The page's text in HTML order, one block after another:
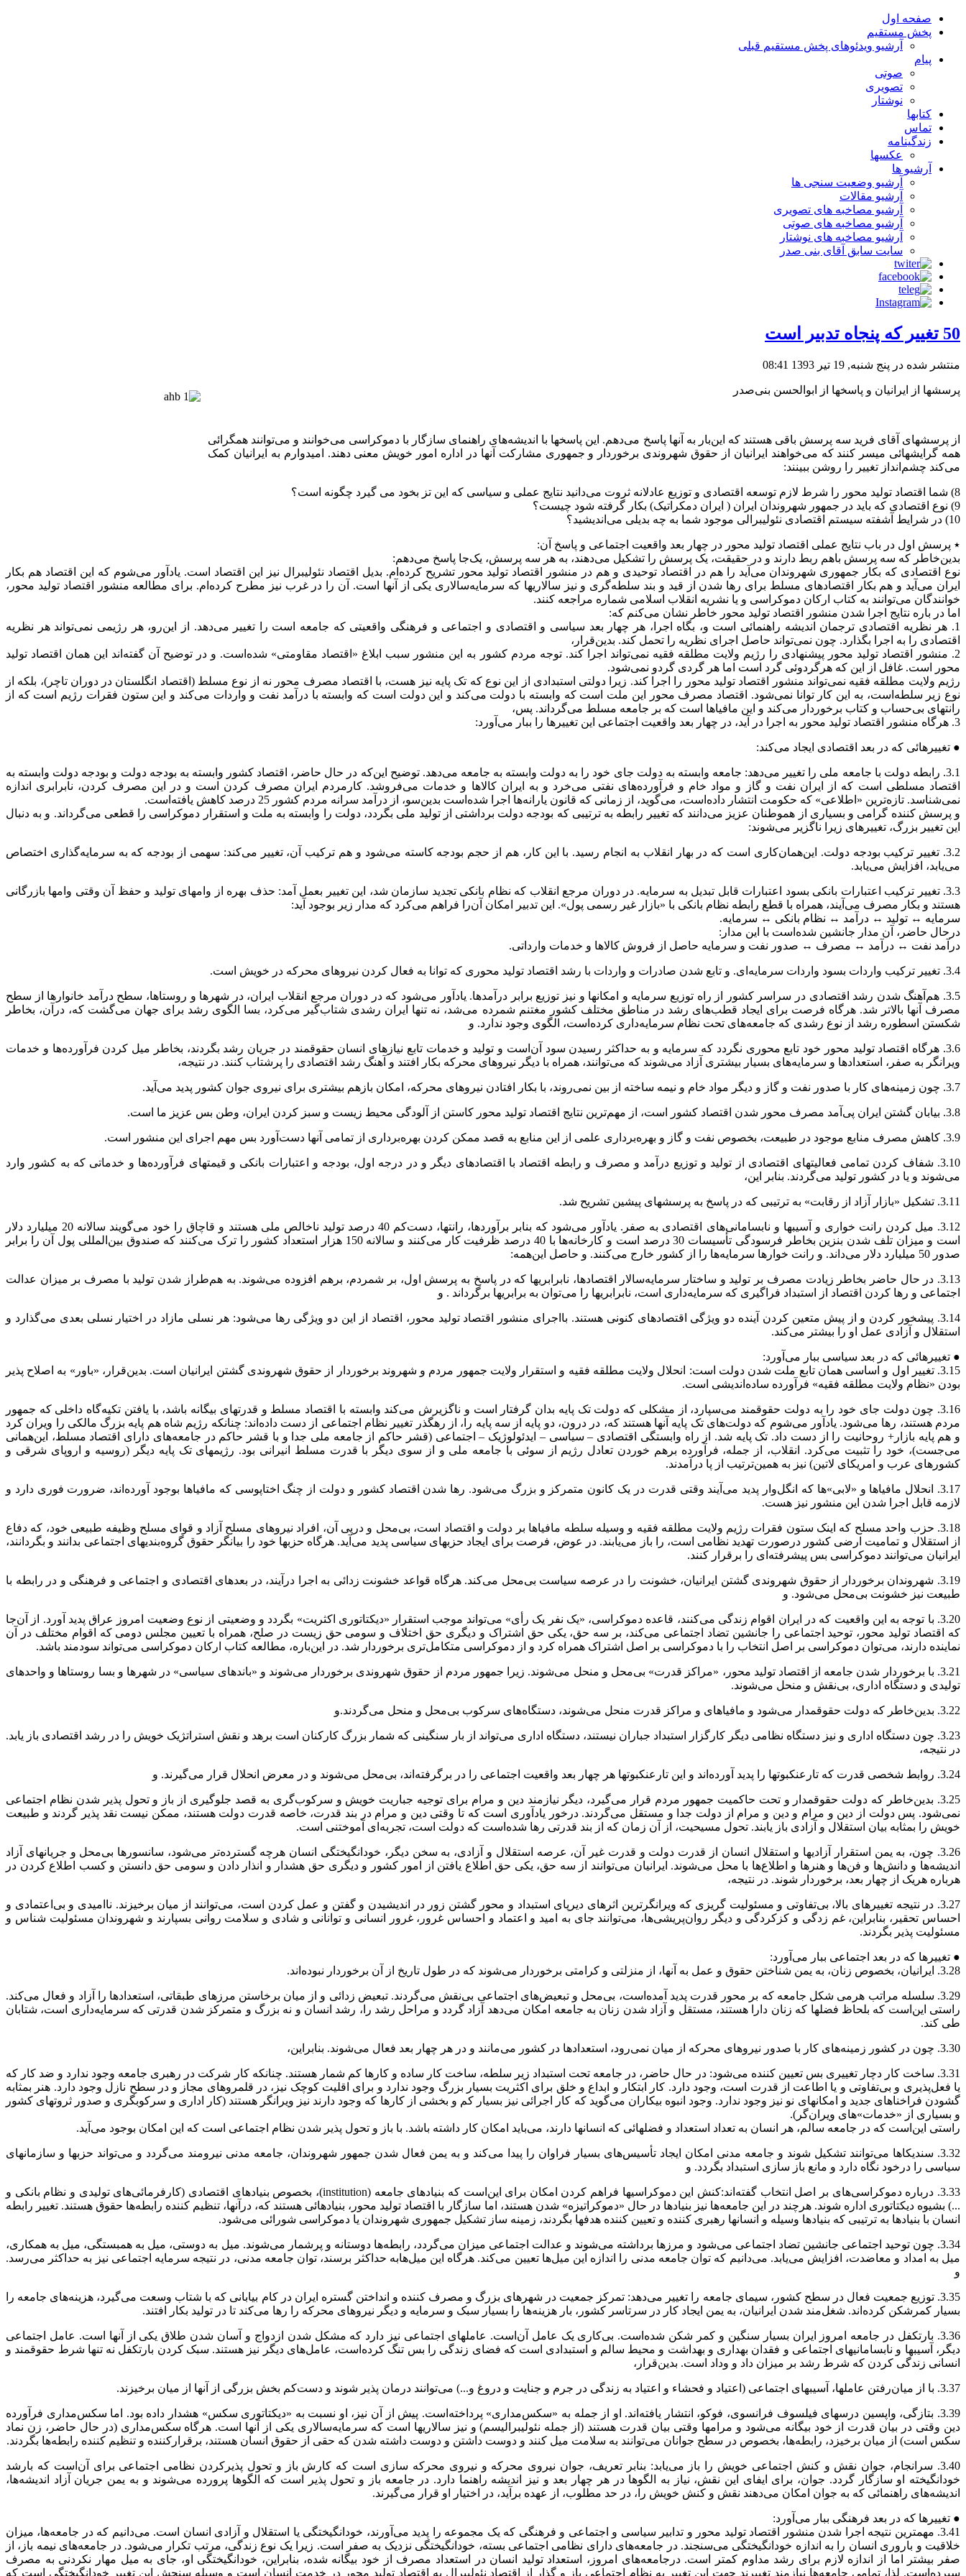
صفحه اول
پخش مستقیم
آرشیو ویدئوهای پخش مستقیم قبلی
پیام
صوتی
تصویری
نوشتار
کتابها
تماس
زندگینامه
عکسها
آرشیو ها
آرشیو وضعیت سنجی ها
آرشیو مقالات
آرشیو مصاخبه های تصویری
آرشیو مصاخبه های صوتی
آرشیو مصاخبه های نوشتار
سایت سابق آقای بنی صدر
50 تغییر که پنجاه تدبیر است
منتشر شده در پنج شنبه, 19 تیر 1393 08:41
پرسشها از ایرانیان و پاسخها از ابوالحسن بنی‌صدر
از پرسشهای آقای فرید سه پرسش باقی هستند که این‌بار به آنها پاسخ می‌دهم. این پاسخها با اندیشه‌های راهنمای سازگار با دموکراسی می‌خوانند و می‌توانند همگرائی
همه گرایشهائی میسر کنند که می‌خواهند ایرانیان از حقوق شهروندی برخوردار و جمهوری مشارکت آنها در اداره امور خویش معنی دهند. امیدوارم به ایرانیان کمک
می‌کند چشم‌انداز تغییر را روشن ببینند:
8) شما اقتصاد تولید محور را شرط لازم توسعه اقتصادی و توزیع عادلانه ثروت می‌دانید نتایج عملی و سیاسی که این تز بخود می گیرد چگونه است؟
9) نوع اقتصادی که باید در جمهور شهروندان ایران ( ایران دمکراتیک) بکار گرفته شود چیست؟
10) در شرایط آشفته سیستم اقتصادی نئولیبرالی موجود شما به چه بدیلی می‌اندیشید؟
٭ پرسش اول در باب نتایج عملی اقتصاد تولید محور در چهار بعد واقعیت اجتماعی و پاسخ آن:
بدین‌خاطر که سه پرسش باهم ربط دارند و در حقیقت، یک پرسش را تشکیل می‌دهند، به هر سه پرسش، یک‌جا پاسخ می‌دهم:
نوع اقتصادی که بکار جمهوری شهروندان می‌آید را هم در اقتصاد توحیدی و هم در منشور اقتصاد تولید محور تشریح کرده‌ام. بدیل اقتصاد نئولیبرال نیز این اقتصاد است. یادآور می‌شوم که این اقتصاد هم بکار
ایران می‌آید و هم بکار اقتصادهای مسلط برای رها شدن از قید و بند سلطه‌گری و نیز سالاریها که سرمایه‌سالاری یکی از آنها است. آن را در غرب نیز مطرح کرده‌ام. برای مطالعه منشور اقتصاد تولید محور،
خوانندگان می‌توانند به کتاب ارکان دموکراسی و یا نشریه انقلاب اسلامی شماره مراجعه کنند.
اما در باره نتایج اجرا شدن منشور اقتصاد تولید محور خاطر نشان می‌کنم که:
1. هر نظریه اقتصادی ترجمان اندیشه راهنمائی است و، بگاه اجرا، هر چهار بعد سیاسی و اقتصادی و اجتماعی و فرهنگی واقعیتی که جامعه است را تغییر می‌دهد. از این‌رو، هر رژیمی نمی‌تواند هر نظریه
اقتصادی را به اجرا بگذارد. چون نمی‌تواند حاصل اجرای نظریه را تحمل کند. بدین‌قرار،
2. منشور اقتصاد تولید محور پیشنهادی را رژیم ولایت مطلقه فقیه نمی‌تواند اجرا کند. توجه مردم کشور به این منشور سبب ابلاغ «اقتصاد مقاومتی» شده‌است. و در توضیح آن گفته‌اند این همان اقتصاد تولید
محور است. غافل از این که هرگردوئی گرد است اما هر گردی گردو نمی‌شود.
رژیم ولایت مطلقه فقیه نمی‌تواند منشور اقتصاد تولید محور را اجرا کند. زیرا دولتی استبدادی از این نوع که تک پایه نیز هست، با اقتصاد مصرف محور نه از نوع مسلط (اقتصاد انگلستان در دوران تاچر)، بلکه از
نوع زیر سلطه‌است، به این کار توانا نمی‌شود. اقتصاد مصرف محور این ملت است که وابسته با دولت می‌کند و این دولت است که وابسته با درآمد نفت و واردات می‌کند و این ستون فقرات رژیم است که از
رانتهای بی‌حساب و کتاب برخوردار می‌کند و این مافیاها است که بر جامعه مسلط می‌گرداند. پس،
3. هرگاه منشور اقتصاد تولید محور به اجرا در آید، در چهار بعد واقعیت اجتماعی این تغییرها را ببار می‌آورد:
● تغییرهائی که در بعد اقتصادی ایجاد می‌کند:
3.1. رابطه دولت با جامعه ملی را تغییر می‌دهد: جامعه وابسته به دولت جای خود را به دولت وابسته به جامعه می‌دهد. توضیح این‌که در حال حاضر، اقتصاد کشور وابسته به بودجه دولت و بودجه دولت وابسته به
اقتصاد مسلطی است که از ایران نفت و گاز و مواد خام و فرآورده‌های نفتی می‌خرد و به ایران کالاها و خدمات می‌فروشد. کارمردم ایران مصرف کردن است و در این مصرف کردن، نابرابری اندازه
نمی‌شناسد. تازه‌ترین «اطلاعی» که حکومت انتشار داده‌است، می‌گوید، از زمانی که قانون یارانه‌ها اجرا شده‌است بدین‌سو، از درآمد سرانه مردم کشور 25 درصد کاهش یافته‌است.
و پرسش کننده گرامی و بسیاری از هموطنان عزیز می‌دانند که تغییر رابطه به ترتیبی که بودجه دولت برداشتی از تولید ملی بگردد، دولت را وابسته به ملت و استقرار دموکراسی را قطعی می‌گرداند. و به دنبال
این تغییر بزرگ، تغییرهای زیرا ناگزیر می‌شوند:
3.2. تغییر ترکیب بودجه دولت. این‌همان‌کاری است که در بهار انقلاب به انجام رسید. با این کار، هم از حجم بودجه کاسته می‌شود و هم ترکیب آن، تغییر می‌کند: سهمی از بودجه که به سرمایه‌گذاری اختصاص
می‌یابد، افزایش می‌یابد.
3.3. تغییر ترکیب اعتبارات بانکی بسود اعتبارات قابل تبدیل به سرمایه. در دوران مرجع انقلاب که نظام بانکی تجدید سازمان شد، این تغییر بعمل آمد: حذف بهره از وامهای تولید و حفظ آن وقتی وامها بازرگانی
هستند و بکار مصرف می‌آیند، همراه با قطع رابطه نظام بانکی با «بازار غیر رسمی پول». این تدبیر امکان آن‌را فراهم می‌کرد که مدار زیر بوجود آید:
سرمایه ↔ تولید ↔ درآمد ↔ نظام بانکی ↔ سرمایه.
درحال حاضر، آن مدار جانشین شده‌است با این مدار:
درآمد نفت ↔ درآمد ↔ مصرف ↔ صدور نفت و سرمایه حاصل از فروش کالاها و خدمات وارداتی.
3.4. تغییر ترکیب واردات بسود واردات سرمایه‌ای. و تابع شدن صادرات و واردات با رشد اقتصاد تولید محوری که توانا به فعال کردن نیروهای محرکه در خویش است.
3.5. هم‌آهنگ شدن رشد اقتصادی در سراسر کشور از راه توزیع سرمایه و امکانها و نیز توزیع برابر درآمدها. یادآور می‌شود که در دوران مرجع انقلاب ایران، در شهرها و روستاها، سطح درآمد خانوارها از سطح
مصرف آنها بالاتر شد. هرگاه فرصت برای ایجاد قطب‌های رشد در مناطق مختلف کشور مغتنم شمرده می‌شد، نه تنها ایران رشدی شتاب‌گیر می‌کرد، بسا الگوی رشد برای جهان می‌گشت که، درآن، بخاطر
شکستن اسطوره رشد از نوع رشدی که جامعه‌های تحت نظام سرمایه‌داری کرده‌است، الگوی وجود ندارد. و
3.6. هرگاه اقتصاد تولید محور خود تابع محوری نگردد که سرمایه و به حداکثر رسیدن سود آن‌است و تولید و خدمات تابع نیازهای انسان حقوقمند در جریان رشد بگردند، بخاطر میل کردن فرآورده‌ها و خدمات
ویرانگر به صفر، استعدادها و سرمایه‌های بسیار بیشتری آزاد می‌شوند که می‌توانند، همراه با دیگر نیروهای محرکه بکار افتند و آهنگ رشد اقتصادی را پرشتاب کنند. در نتیجه،
3.7. چون زمینه‌های کار با صدور نفت و گاز و دیگر مواد خام و نیمه ساخته از بین نمی‌روند، با بکار افتادن نیروهای محرکه، امکان بازهم بیشتری برای نیروی جوان کشور پدید می‌آید.
3.8. بیابان گشتن ایران پی‌آمد مصرف محور شدن اقتصاد کشور است، از مهم‌ترین نتایج اقتصاد تولید محور کاستن از آلودگی محیط زیست و سبز کردن ایران، وطن بس عزیز ما است.
3.9. کاهش مصرف منابع موجود در طبیعت، بخصوص نفت و گاز و بهره‌برداری علمی از این منابع به قصد ممکن کردن بهره‌برداری از تمامی آنها دست‌آورد بس مهم اجرای این منشور است.
3.10. شفاف کردن تمامی فعالیتهای اقتصادی از تولید و توزیع درآمد و مصرف و رابطه اقتصاد با اقتصادهای دیگر و در درجه اول، بودجه و اعتبارات بانکی و قیمتهای فرآورده‌ها و خدماتی که به کشور وارد
می‌شوند و یا در کشور تولید می‌گردند. بنابر این،
3.11. تشکیل «بازار آزاد از رقابت» به ترتیبی که در پاسخ به پرسشهای پیشین تشریح شد.
3.12. میل کردن رانت خواری و آسیبها و نابسامانی‌های اقتصادی به صفر. یادآور می‌شود که بنابر برآوردها، رانتها، دست‌کم 40 درصد تولید ناخالص ملی هستند و قاچاق را خود می‌گویند سالانه 20 میلیارد دلار
است و میزان تلف شدن بنزین بخاطر فرسودگی تأسیسات 30 درصد است و کارخانه‌ها با 40 درصد ظرفیت کار می‌کنند و سالانه 150 هزار استعداد کشور را ترک می‌کنند که صندوق بین‌المللی پول آن را برابر
صدور 50 میلیارد دلار می‌داند. و رانت خوارها سرمایه‌ها را از کشور خارج می‌کنند. و حاصل این‌همه:
3.13. در حال حاضر بخاطر زیادت مصرف بر تولید و ساختار سرمایه‌سالار اقتصادها، نابرابریها که در پاسخ به پرسش اول، بر شمردم، برهم افزوده می‌شوند. به هم‌طراز شدن تولید با مصرف بر میزان عدالت
اجتماعی و رها کردن اقتصاد از استبداد فراگیری که سرمایه‌داری است، نابرابریها را می‌توان به برابریها بر‌گرداند . و
3.14. پیشخور کردن و از پیش متعین کردن آینده دو ویژگی اقتصادهای کنونی هستند. بااجرای منشور اقتصاد تولید محور، اقتصاد از این دو ویژگی رها می‌شود: هر نسلی مازاد در اختیار نسلی بعدی می‌گذارد و
استقلال و آزادی عمل او را بیشتر می‌کند.
● تغییرهائی که در بعد سیاسی ببار می‌آورد:
3.15. تغییر اول و اساسی همان تابع ملت شدن دولت است: انحلال ولایت مطلقه فقیه و استقرار ولایت جمهور مردم و شهروند برخوردار از حقوق شهروندی گشتن ایرانیان است. بدین‌قرار، «باور» به اصلاح پذیر
بودن «نظام ولایت مطلقه فقیه» فرآورده ساده‌اندیشی است.
3.16. چون دولت جای خود را به دولت حقوقمند می‌سپارد، از مشکلی که دولت تک پایه بدان گرفتار است و ناگزیرش می‌کند وابسته با اقتصاد مسلط و قدرتهای بیگانه باشد، با یافتن تکیه‌گاه داخلی که جمهور
مردم هستند، رها می‌شود. یادآور می‌شوم که دولت‌های تک پایه آنها هستند که، در درون، دو پایه از سه پایه را، از رهگذر تغییر نظام اجتماعی از دست داده‌اند: چنانکه رژیم شاه هم پایه بزرگ مالکی را ویران کرد
و هم پایه بازار+ روحانیت را از دست داد. تک پایه شد. از راه وابستگی اقتصادی – سیاسی – ایدئولوژیک – اجتماعی (قشر حاکم از جامعه ملی جدا و با قشر حاکم در جامعه‌های دارای اقتصاد مسلط، این‌همانی
می‌جست)، خود را تثبیت می‌کرد. انقلاب، از جمله، فرآورده برهم خوردن تعادل رژیم از سوئی با جامعه ملی و از سوی دیگر با قدرت مسلط انیرانی بود. رژیمهای تک پایه دیگر (روسیه و اروپای شرقی و
کشورهای عرب و امریکای لاتین) نیز به همین‌ترتیب از پا درآمدند.
3.17. انحلال مافیاها و «لابی»ها که انگل‌وار پدید می‌آیند وقتی قدرت در یک کانون متمرکز و بزرگ می‌شود. رها شدن اقتصاد کشور و دولت از چنگ اختاپوسی که مافیاها بوجود آورده‌اند، ضرورت فوری دارد و
لازمه قابل اجرا شدن این منشور نیز هست.
3.18. حزب واحد مسلح که اینک ستون فقرات رژیم ولایت مطلقه فقیه و وسیله سلطه مافیاها بر دولت و اقتصاد است، بی‌محل و درپی آن، افراد نیروهای مسلح آزاد و قوای مسلح وظیفه طبیعی خود، که دفاع
از استقلال و تمامیت ارضی کشور درصورت تهدید نظامی است، را باز می‌یابند. در عوض، فرصت برای ایجاد حزبهای سیاسی پدید می‌آید. هرگاه حزبها خود را بیانگر حقوق گروه‌بندیهای اجتماعی بدانند و بگردانند،
ایرانیان می‌توانند دموکراسی بس پیشرفته‌ای را برقرار کنند.
3.19. شهروندان برخوردار از حقوق شهروندی گشتن ایرانیان، خشونت را در عرصه سیاست بی‌محل می‌کند. هرگاه قواعد خشونت زدائی به اجرا درآیند، در بعدهای اقتصادی و اجتماعی و فرهنگی و در رابطه با
طبیعت نیز خشونت بی‌محل می‌شود. و
3.20. با توجه به این واقعیت که در ایران اقوام زندگی می‌کنند، قاعده دموکراسی، «یک نفر یک رأی» می‌تواند موجب استقرار «دیکتاتوری اکثریت» بگردد و وضعیتی از نوع وضعیت امروز عراق پدید آورد. از آن‌جا
که اقتصاد تولید محور، توحید اجتماعی را جانشین تضاد اجتماعی می‌کند، بر سه حق، یکی حق اشتراک و دیگری حق اختلاف و سومی حق زیست در صلح، همراه با تعیین مجلس دومی که اقوام مختلف در آن
نماینده دارند، می‌توان دموکراسی بر اصل انتخاب را با دموکراسی بر اصل اشتراک همراه کرد و از دموکراسی متکامل‌تری برخوردار شد. در این‌باره، مطالعه کتاب ارکان دموکراسی می‌تواند سودمند باشد.
3.21. با برخوردار شدن جامعه از اقتصاد تولید محور، «مراکز قدرت» بی‌محل و منحل می‌شوند. زیرا جمهور مردم از حقوق شهروندی برخوردار می‌شوند و «باندهای سیاسی» در شهرها و بسا روستاها و واحدهای
تولیدی و دستگاه اداری، بی‌نقش و منحل می‌شوند.
3.22. بدین‌خاطر که دولت حقوقمدار می‌شود و مافیاهای و مراکز قدرت منحل می‌شوند، دستگاه‌های سرکوب بی‌محل و منحل می‌گردند.و
3.23. چون دستگاه اداری و نیز دستگاه نظامی دیگر کارگزار استبداد جباران نیستند، دستگاه اداری می‌تواند از بار سنگینی که شمار بزرگ کارکنان است برهد و نقش استراتژیک خویش را در رشد اقتصادی باز یابد.
در نتیجه،
3.24. روابط شخصی قدرت که تارعنکبوتها را پدید آورده‌اند و این تارعنکبوتها هر چهار بعد واقعیت اجتماعی را در برگرفته‌اند، بی‌محل می‌شوند و در معرض انحلال قرار می‌گیرند. و
3.25. بدین‌خاطر که دولت حقوقمدار و تحت حاکمیت جمهور مردم قرار می‌گیرد، دیگر نیازمند دین و مرام برای توجیه جباریت خویش و سرکوب‌گری به قصد جلوگیری از باز و تحول پذیر شدن نظام اجتماعی
نمی‌شود. پس دولت از دین و مرام و دین و مرام از دولت جدا و مستقل می‌گردند. درخور یادآوری است که تا وقتی دین و مرام در بند قدرت، خاصه قدرت دولت هستند، ممکن نیست نقد پذیر گردند و طبیعت
خویش را بمثابه بیان استقلال و آزادی باز یابند. تحول مسیحیت، از آن زمان که از بند قدرتی رها شده‌است که دولت است، تجربه‌ای آموختنی است.
3.26. چون، به یمن استقرار آزادیها و استقلال انسان از قدرت دولت و قدرت غیر آن، عرصه استقلال و آزادی، به سخن دیگر، خودانگیختگی انسان هرچه گسترده‌تر می‌شود، سانسورها بی‌محل و جریانهای آزاد
اندیشه‌ها و دانش‌ها و فن‌ها و هنرها و اطلاع‌ها با محل می‌شوند. ایرانیان می‌توانند از سه حق، یکی حق اطلاع یافتن از امور کشور و دیگری حق هشدار و انذار دادن و سومی حق دانستن و کسب اطلاع کردن در
هرباره هریک از چهار بعد، برخوردار شوند. در نتیجه،
3.27. در نتیجه تغییرهای بالا، بی‌تفاوتی و مسئولیت گریزی که ویرانگرترین اثرهای دیرپای استبداد و محور گشتن زور در اندیشیدن و گفتن و عمل کردن است، می‌توانند از میان برخیزند. ناامیدی و بی‌اعتمادی و
احساس تحقیر، بنابراین، غم زدگی و کزکردگی و دیگر روان‌پریشی‌ها، می‌توانند جای به امید و اعتماد و احساس غرور، غرور انسانی و توانانی و شادی و سلامت روانی بسپارند و شهروندان مسئولیت شناس و
مسئولیت پذیر بگردند.
● تغییرها که در بعد اجتماعی ببار می‌آورد:
3.28. ایرانیان، بخصوص زنان، به یمن شناختن حقوق و عمل به آنها، از منزلتی و کرامتی برخوردار می‌شوند که در طول تاریخ از آن برخوردار نبوده‌اند.
3.29. سلسله مراتب هرمی شکل جامعه که بر محور قدرت پدید آمده‌است، بی‌محل و تبعیض‌های اجتماعی بی‌نقش می‌گردند. تبعیض زدائی و از میان برخاستن مرزهای طبقاتی، استعدادها را آزاد و فعال می‌کند.
راستی این‌است که بلحاظ فضلها که زنان دارا هستند، مستقل و آزاد شدن زنان به جامعه امکان می‌دهد آزاد گردد و مراحل رشد را، رشد انسان و نه بزرگ و متمرکز شدن قدرتی که سرمایه‌داری است، شتابان
طی کند.
3.30. چون در کشور زمینه‌های کار با صدور نیروهای محرکه از میان نمی‌رود، استعدادها در کشور می‌مانند و در هر چهار بعد فعال می‌شوند. بنابراین،
3.31. ساخت کار دچار تغییری بس تعیین کننده می‌شود: در حال حاضر، در جامعه تحت استبداد زیر سلطه، ساخت کار ساده و کارها کم شمار هستند. چنانکه کار شرکت در رهبری جامعه وجود ندارد و ضد کار که
یا فعل‌پذیری و بی‌تفاوتی و یا اطاعت از قدرت است، وجود دارد. کار ابتکار و ابداع و خلق برای اکثریت بسیار بزرگ وجود ندارد و برای اقلیت کوچک نیز، در قلمروهای مجاز و در سطح نازل وجود دارد. هنر بمثابه
گشودن فراخناهای جدید و امکانهای نو نیز وجود ندارد. وجود انبوه بیکاران می‌گوید که کار اجرائی نیز بسیار کم و بخشی از کارها که وجود دارند نیز ویرانگر هستند (کار اداری و سرکوبگری و صدور ثروتهای کشور
و بسیاری از «خدمات»های ویران‌گر).
راستی این‌است که در جامعه سالم، هر انسان به تعداد استعداد و فضلهائی که انسانها دارند، می‌باید امکان کار داشته باشد. با باز و تحول پذیر شدن نظام اجتماعی است که این امکان بوجود می‌آید.
3.32. سندیکاها می‌توانند تشکیل شوند و جامعه مدنی امکان ایجاد تأسیس‌های بسیار فراوان را پیدا می‌کند و به یمن فعال شدن جمهور شهروندان، جامعه مدنی نیرومند می‌گردد و می‌تواند حزبها و سازمانهای
سیاسی را درخود نگاه دارد و مانع باز سازی استبداد بگردد. و
3.33. درباره دموکراسی‌های بر اصل انتخاب گفته‌اند:کنش این دموکراسیها فراهم کردن امکان برای این‌است که بنیادهای جامعه (institution)، بخصوص بنیادهای اقتصادی (کارفرمائی‌های تولیدی و نظام بانکی و
...) بشیوه دیکتاتوری اداره شوند. هرچند در این جامعه‌ها نیز بنیادها در حال «دموکراتیزه» شدن هستند، اما سازگار با اقتصاد تولید محور، بنیادهائی هستند که، درآنها، تنظیم کننده رابطه‌ها حقوق هستند. تغییر رابطه
انسان با بنیادها به ترتیبی که بنیادها وسیله و انسانها رهبری کننده و تعیین کننده هدفها بگردند، زمینه ساز تشکیل جمهوری شهروندان یا دموکراسی شورائی می‌‌شود.
3.34. چون توحید اجتماعی جانشین تضاد اجتماعی می‌شود و مرزها برداشته می‌شوند و عدالت اجتماعی میزان می‌گردد، رابطه‌ها دوستانه و پرشمار می‌شوند. میل به دوستی، میل به همبستگی، میل به همکاری،
میل به امداد و معاضدت، افزایش می‌‌یابد. می‌دانیم که توان جامعه مدنی را اندازه این میل‌ها تعیین می‌کند. هرگاه این میل‌هابه حداکثر برسند، توان جامعه مدنی، در نتیجه سرمایه اجتماعی نیز به حداکثر می‌رسد.
و
3.35. توزیع جمعیت فعال در سطح کشور، سیمای جامعه را تغییر می‌دهد: تمرکز جمعیت در شهرهای بزرگ و مصرف کننده و انداختن گستره ایران در کام بیابانی که با شتاب وسعت می‌گیرد، هزینه‌های جامعه را
بسیار کمرشکن کرده‌اند. شغل‌مند شدن ایرانیان، به یمن ایجاد کار در سرتاسر کشور، بار هزینه‌ها را بسیار سبک و سرمایه و دیگر نیروهای محرکه را رها می‌کند تا در تولید بکار افتند.
3.36. بارتکفل در جامعه امروز ایران بسیار سنگین و کمر شکن شده‌است. بی‌کاری یک عامل آن‌است. عاملهای اجتماعی نیز دارد که مشکل شدن ازدواج و آسان شدن طلاق یکی از آنها است. عامل اجتماعی
دیگر، آسیبها و نابسامانیهای اجتماعی و فقدان بهداری و بهداشت و محیط سالم و استبدادی است که فضای زندگی را بس تنگ کرده‌است، عامل‌های دیگر نیز هستند. سبک کردن بارتکفل نه تنها شرط حقوقمند و
انسانی زندگی کردن که شرط رشد بر میزان داد و وداد است. بدین‌قرار،
3.37. با از میان‌رفتن عاملها، آسیبهای اجتماعی (اعتیاد و فحشاء و اعتیاد به زندگی در جرم و جنایت و دروغ و...) می‌توانند درمان پذیر شوند و دست‌کم بخش بزرگی از آنها از میان برخیزند.
3.39. بتازگی، واپسین درسهای فیلسوف فرانسوی، فوکو، انتشار یافته‌اند. او از جمله به «سکس‌مداری» پرداخته‌است. پیش از آن نیز، او نسبت به «دیکتاتوری سکس» هشدار داده بود. اما سکس‌مداری فرآورده
دین وقتی در بیان قدرت از خود بیگانه می‌شود و مرامها وقتی بیان قدرت هستند (از جمله نئولیبرالیسم) و نیز سالاریها است که سرمایه‌سالاری یکی از آنها است. هرگاه سکس‌مداری (در حال حاضر، زن نماد
سکس است) از میان برخیزد، رابطه‌ها، بخصوص در سطح جوانان می‌توانند به سلامت میل کنند و دوست داشتن و دوست داشته شدن که حقی از حقوق انسان هستند، برقرارکننده و تنظیم کننده رابطه‌ها بگردند.
3.40. سرانجام، جوان نقش و کنش اجتماعی خویش را باز می‌یابد: بنابر تعریف، جوان نیروی محرکه و نیروی محرکه سازی است که کارش باز و تحول پذیرکردن نظامی اجتماعی برای آن‌است که بارشد
خودانگیخته او سازگار گردد. جوان، برای ایفای این نقش، نیاز به الگوها در هر چهار بعد و نیز اندیشه راهنما دارد. در جامعه باز و تحول پذیر است که الگوها پرورده می‌شوند و به یمن جریان آزاد اندیشه‌ها،
اندیشه‌های راهنمائی که به جوان امکان می‌دهند نقش و کنش خویش را، در حد مطلوب، از عهده برآید، در اختیار او قرار می‌گیرند.
● تغییرها که در بعد فرهنگی ببار می‌آورد:
3.41. مهمترین نتیجه اجرا شدن منشور اقتصاد تولید محور و تدابیر سیاسی و اجتماعی و فرهنگی که یک مجموعه را پدید می‌آورند، خودانگیختگی یا استقلال و آزادی انسان است. می‌دانیم که در جامعه‌ها، میزان
خلاقیت و باروری انسان را به اندازه خودانگیختگی می‌سنجند. در جامعه‌های دارای نظامی اجتماعی بسته، خودانگیختگی نزدیک به صفر است. زیرا یک نوع زندگی، مرتب تکرار می‌شود. در جامعه‌های نیمه باز، از
صفر بیشتر اما از اندازه لازم برای رشد مداوم کمتر است. درجامعه‌های امروز، استعداد تولید انسان در استعداد مصرف از خود بیگانه شده، بنابراین، خودانگیختگی او، جای به میل مهار نکردنی به مصرف
سپرده‌است. لذا، تمامی جامعه‌ها نیازمند تغییرند جهت این تغییر به نظام اجتماعی باز و گذار از اقتصاد نئولیبرال به اقتصاد تولید محور در خدمت انسان است و وسیله سنجش این تغییر خودانگیختگی است که